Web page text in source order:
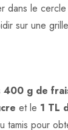
dans le
sur une
400 g de
et le 1 TL
tamis pour